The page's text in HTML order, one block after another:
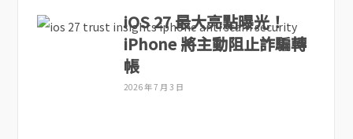
iOS 27 最大亮點曝光！
iPhone 將主動阻止詐騙轉
帳
2026 年 7 月 3 日